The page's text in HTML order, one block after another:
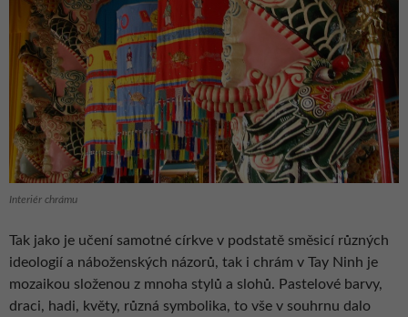
Interiér chrámu
Tak jako je učení samotné církve v podstatě směsicí různých
ideologií a náboženských názorů, tak i chrám v Tay Ninh je
mozaikou složenou z mnoha stylů a slohů. Pastelové barvy,
draci, hadi, květy, různá symbolika, to vše v souhrnu dalo